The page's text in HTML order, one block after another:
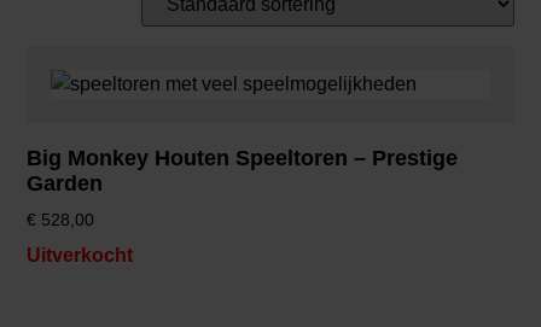
Big Monkey Houten Speeltoren – Prestige
Garden
€ 528,00
Uitverkocht